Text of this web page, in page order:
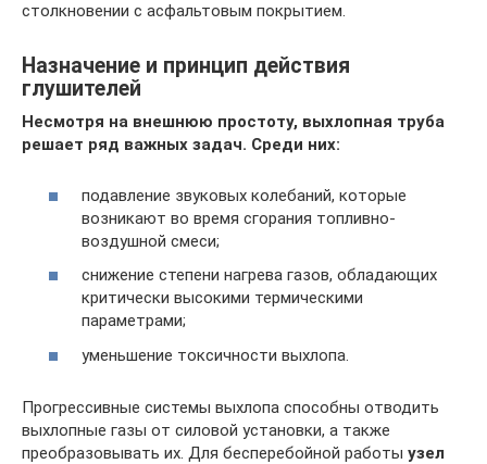
столкновении с асфальтовым покрытием.
Назначение и принцип действия
глушителей
Несмотря на внешнюю простоту, выхлопная труба
решает ряд важных задач. Среди них:
подавление звуковых колебаний, которые
возникают во время сгорания топливно-
воздушной смеси;
снижение степени нагрева газов, обладающих
критически высокими термическими
параметрами;
уменьшение токсичности выхлопа.
Прогрессивные системы выхлопа способны отводить
выхлопные газы от силовой установки, а также
преобразовывать их. Для бесперебойной работы узел